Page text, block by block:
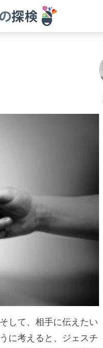
して、相手に伝えたい
に考えると、ジェスチ